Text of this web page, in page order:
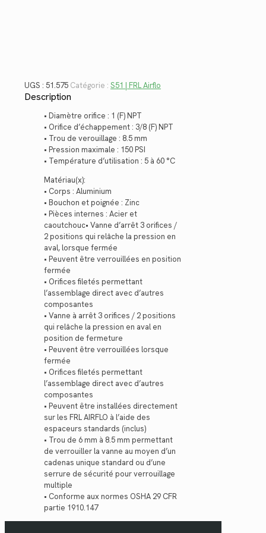
UGS : 51.575 Catégorie : S51 | FRL Airflo
Description
• Diamètre orifice : 1 (F) NPT
• Orifice d’échappement : 3/8 (F) NPT
• Trou de verouillage : 8.5 mm
• Pression maximale : 150 PSI
• Température d’utilisation : 5 à 60 °C
Matériau(x):
• Corps : Aluminium
• Bouchon et poignée : Zinc
• Pièces internes : Acier et
caoutchouc• Vanne d’arrêt 3 orifices /
2 positions qui relâche la pression en
aval, lorsque fermée
• Peuvent être verrouillées en position
fermée
• Orifices filetés permettant
l’assemblage direct avec d’autres
composantes
• Vanne à arrêt 3 orifices / 2 positions
qui relâche la pression en aval en
position de fermeture
• Peuvent être verrouillées lorsque
fermée
• Orifices filetés permettant
l’assemblage direct avec d’autres
composantes
• Peuvent être installées directement
sur les FRL AIRFLO à l’aide des
espaceurs standards (inclus)
• Trou de 6 mm à 8.5 mm permettant
de verrouiller la vanne au moyen d’un
cadenas unique standard ou d’une
serrure de sécurité pour verrouillage
multiple
• Conforme aux normes OSHA 29 CFR
partie 1910.147